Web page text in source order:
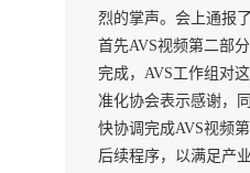
烈的掌声。会上通报
首先AVS视频第二部
完成，AVS工作组对
准化协会表示感谢，
快协调完成AVS视频
后续程序，以满足产